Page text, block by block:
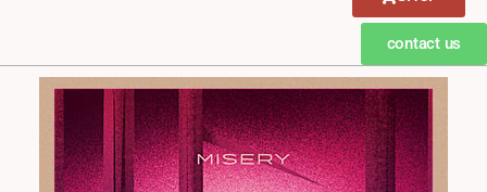
contact us